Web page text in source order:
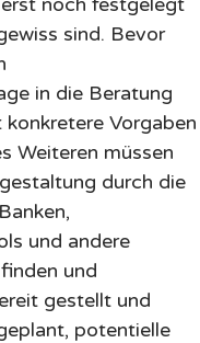
sind. Bevor
in die Beratung
Vorgaben
Weiteren müssen
durch die
und andere
und
gestellt und
potentielle